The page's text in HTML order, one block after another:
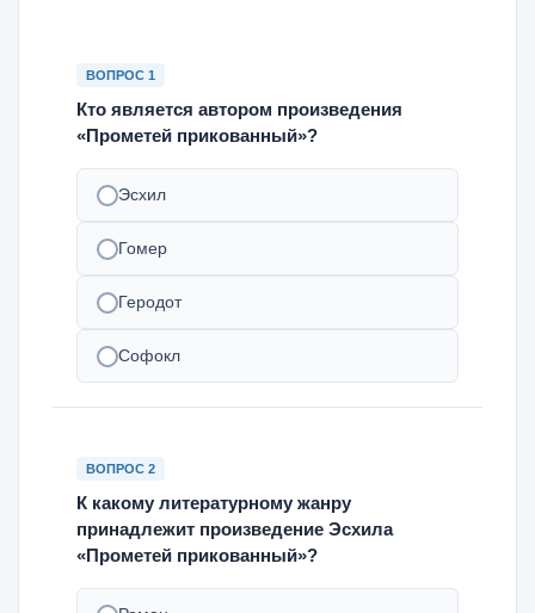
ВОПРОС 1
Кто является автором произведения
«Прометей прикованный»?
Эсхил
Гомер
Геродот
Софокл
ВОПРОС 2
К какому литературному жанру
принадлежит произведение Эсхила
«Прометей прикованный»?